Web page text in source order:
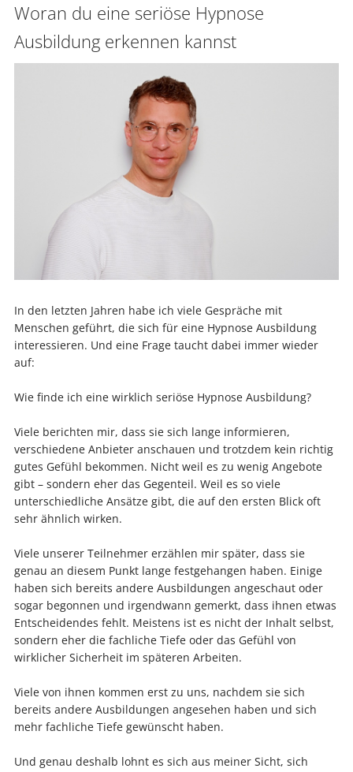
Woran du eine seriöse Hypnose
Ausbildung erkennen kannst
In den letzten Jahren habe ich viele Gespräche mit
Menschen geführt, die sich für eine Hypnose Ausbildung
interessieren. Und eine Frage taucht dabei immer wieder
auf:
Wie finde ich eine wirklich seriöse Hypnose Ausbildung?
Viele berichten mir, dass sie sich lange informieren,
verschiedene Anbieter anschauen und trotzdem kein richtig
gutes Gefühl bekommen. Nicht weil es zu wenig Angebote
gibt – sondern eher das Gegenteil. Weil es so viele
unterschiedliche Ansätze gibt, die auf den ersten Blick oft
sehr ähnlich wirken.
Viele unserer Teilnehmer erzählen mir später, dass sie
genau an diesem Punkt lange festgehangen haben. Einige
haben sich bereits andere Ausbildungen angeschaut oder
sogar begonnen und irgendwann gemerkt, dass ihnen etwas
Entscheidendes fehlt. Meistens ist es nicht der Inhalt selbst,
sondern eher die fachliche Tiefe oder das Gefühl von
wirklicher Sicherheit im späteren Arbeiten.
Viele von ihnen kommen erst zu uns, nachdem sie sich
bereits andere Ausbildungen angesehen haben und sich
mehr fachliche Tiefe gewünscht haben.
Und genau deshalb lohnt es sich aus meiner Sicht, sich